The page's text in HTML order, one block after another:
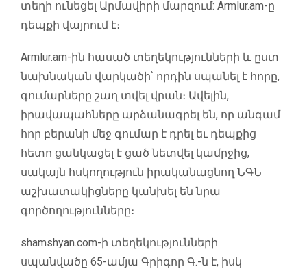
տեղի ունեցել Արմավիրի մարզում: Armlur.am-ը
դեպքի վայրում է։
Armlur.am-ին հասած տեղեկությունների և ըստ
նախնական վարկածի՝ որդին սպանել է հորը,
գումարները շաղ տվել վրան։ Ավելին,
իրավապահները արձանագրել են, որ անգամ
հոր բերանի մեջ գումար է դրել եւ դեպքից
հետո ցանկացել է ցած նետվել կամրջից,
սակայն հսկողություն իրականացնող ՆԳՆ
աշխատակիցները կանխել են նրա
գործողությունները։
shamshyan.com-ի տեղեկությունների
սպանվածը 65-ամյա Գրիգոր Գ.-ն է, իսկ